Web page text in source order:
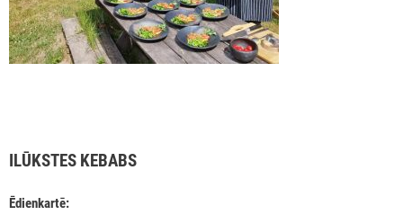
ILŪKSTES KEBABS
Ēdienkartē: